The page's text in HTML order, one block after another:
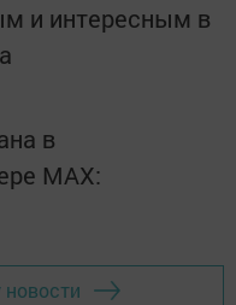
и интересным в
в
MАХ:
новости